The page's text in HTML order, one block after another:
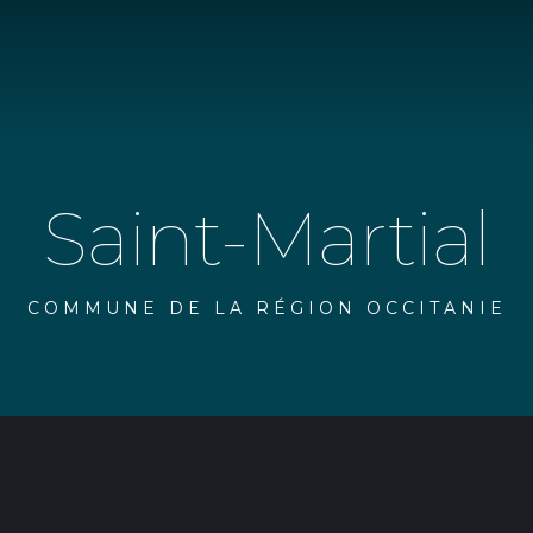
Saint-Martial
COMMUNE DE LA RÉGION OCCITANIE